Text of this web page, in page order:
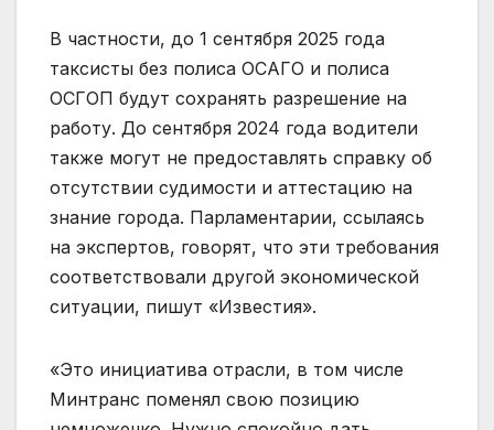
В частности, до 1 сентября 2025 года
таксисты без полиса ОСАГО и полиса
ОСГОП будут сохранять разрешение на
работу. До сентября 2024 года водители
также могут не предоставлять справку об
отсутствии судимости и аттестацию на
знание города. Парламентарии, ссылаясь
на экспертов, говорят, что эти требования
соответствовали другой экономической
ситуации, пишут «Известия».
«Это инициатива отрасли, в том числе
Минтранс поменял свою позицию